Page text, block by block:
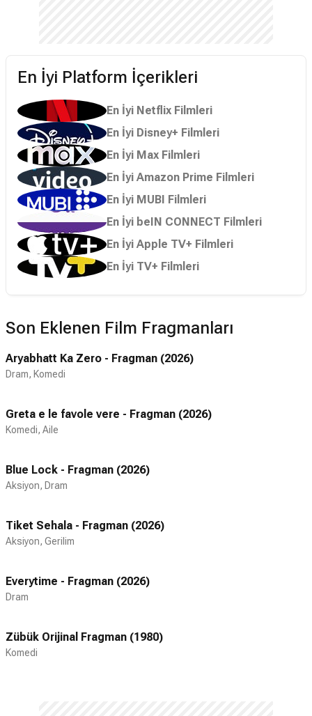
En İyi Platform İçerikleri
En İyi Netflix Filmleri
En İyi Disney+ Filmleri
En İyi Max Filmleri
En İyi Amazon Prime Filmleri
En İyi MUBI Filmleri
En İyi beIN CONNECT Filmleri
En İyi Apple TV+ Filmleri
En İyi TV+ Filmleri
Son Eklenen Film Fragmanları
Aryabhatt Ka Zero - Fragman (2026)
Dram, Komedi
Greta e le favole vere - Fragman (2026)
Komedi, Aile
Blue Lock - Fragman (2026)
Aksiyon, Dram
Tiket Sehala - Fragman (2026)
Aksiyon, Gerilim
Everytime - Fragman (2026)
Dram
Zübük Orijinal Fragman (1980)
Komedi